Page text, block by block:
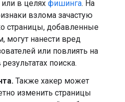
в целях фишинга. На
взлома зачастую
страницы, добавленные
нанести вред
или повлиять на
поиска.
Также хакер может
изменить страницы